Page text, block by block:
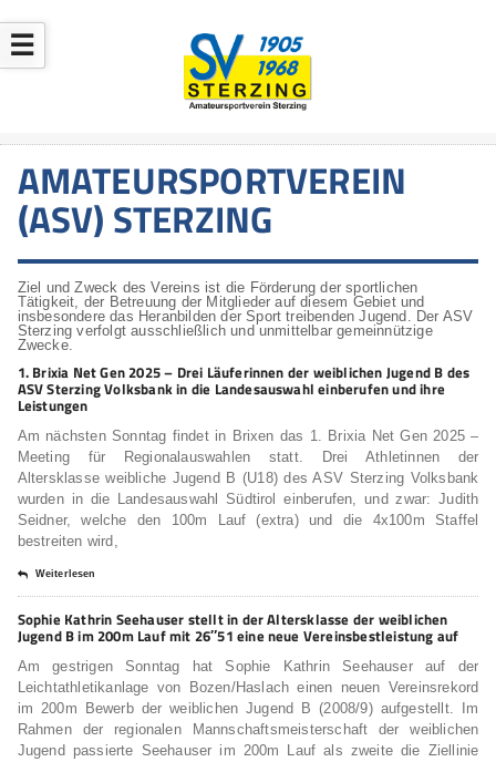
☰
AMATEURSPORTVEREIN
(ASV) STERZING
Ziel und Zweck des Vereins ist die Förderung der sportlichen
Tätigkeit, der Betreuung der Mitglieder auf diesem Gebiet und
insbesondere das Heranbilden der Sport treibenden Jugend. Der ASV
Sterzing verfolgt ausschließlich und unmittelbar gemeinnützige
Zwecke.
1. Brixia Net Gen 2025 – Drei Läuferinnen der weiblichen Jugend B des
ASV Sterzing Volksbank in die Landesauswahl einberufen und ihre
Leistungen
Am nächsten Sonntag findet in Brixen das 1. Brixia Net Gen 2025 –
Meeting für Regionalauswahlen statt. Drei Athletinnen der
Altersklasse weibliche Jugend B (U18) des ASV Sterzing Volksbank
wurden in die Landesauswahl Südtirol einberufen, und zwar: Judith
Seidner, welche den 100m Lauf (extra) und die 4x100m Staffel
bestreiten wird,
Weiterlesen
Sophie Kathrin Seehauser stellt in der Altersklasse der weiblichen
Jugend B im 200m Lauf mit 26″51 eine neue Vereinsbestleistung auf
Am gestrigen Sonntag hat Sophie Kathrin Seehauser auf der
Leichtathletikanlage von Bozen/Haslach einen neuen Vereinsrekord
im 200m Bewerb der weiblichen Jugend B (2008/9) aufgestellt. Im
Rahmen der regionalen Mannschaftsmeisterschaft der weiblichen
Jugend passierte Seehauser im 200m Lauf als zweite die Ziellinie